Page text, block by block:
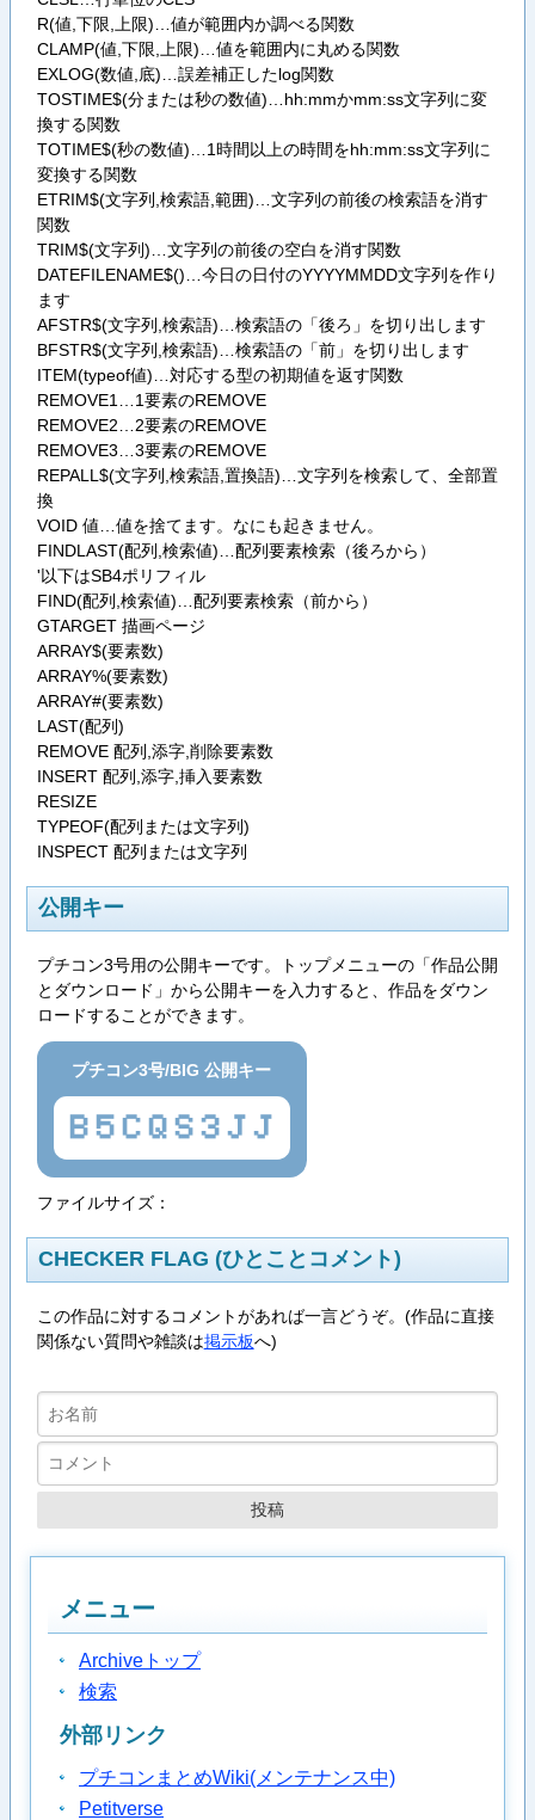
R(値,下限,上限)…値が範囲内か調べる関数
CLAMP(値,下限,上限)…値を範囲内に丸める関数
EXLOG(数値,底)…誤差補正したlog関数
TOSTIME$(分または秒の数値)…hh:mmかmm:ss文字列に変
換する関数
TOTIME$(秒の数値)…1時間以上の時間をhh:mm:ss文字列に
変換する関数
ETRIM$(文字列,検索語,範囲)…文字列の前後の検索語を消す
関数
TRIM$(文字列)…文字列の前後の空白を消す関数
DATEFILENAME$()…今日の日付のYYYYMMDD文字列を作り
ます
AFSTR$(文字列,検索語)…検索語の「後ろ」を切り出します
BFSTR$(文字列,検索語)…検索語の「前」を切り出します
ITEM(typeof値)…対応する型の初期値を返す関数
REMOVE1…1要素のREMOVE
REMOVE2…2要素のREMOVE
REMOVE3…3要素のREMOVE
REPALL$(文字列,検索語,置換語)…文字列を検索して、全部置
換
VOID 値…値を捨てます。なにも起きません。
FINDLAST(配列,検索値)…配列要素検索（後ろから）
'以下はSB4ポリフィル
FIND(配列,検索値)…配列要素検索（前から）
GTARGET 描画ページ
ARRAY$(要素数)
ARRAY%(要素数)
ARRAY#(要素数)
LAST(配列)
REMOVE 配列,添字,削除要素数
INSERT 配列,添字,挿入要素数
RESIZE
TYPEOF(配列または文字列)
INSPECT 配列または文字列
公開キー
プチコン3号用の公開キーです。トップメニューの「作品公開
とダウンロード」から公開キーを入力すると、作品をダウン
ロードすることができます。
プチコン3号/BIG 公開キー
B5CQS3JJ
ファイルサイズ：
CHECKER FLAG (ひとことコメント)
この作品に対するコメントがあれば一言どうぞ。(作品に直接
関係ない質問や雑談は掲示板へ)
メニュー
Archiveトップ
検索
外部リンク
プチコンまとめWiki(メンテナンス中)
Petitverse